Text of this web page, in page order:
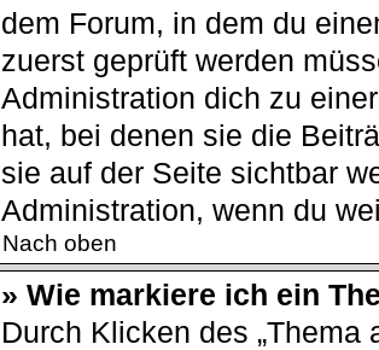
dem Forum, in dem du
zuerst geprüft werden
Administration dich zu
hat, bei denen sie die
sie auf der Seite sichtbar
Administration, wenn du
Nach oben
» Wie markiere ich ein
Durch Klicken des „Thema